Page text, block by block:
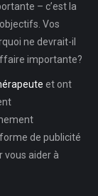
– c’est la
Vos
ne devrait-il
importante?
et ont
de publicité
vous aider à